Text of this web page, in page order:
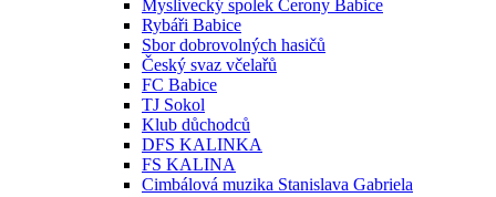
Myslivecký spolek Cerony Babice
Rybáři Babice
Sbor dobrovolných hasičů
Český svaz včelařů
FC Babice
TJ Sokol
Klub důchodců
DFS KALINKA
FS KALINA
Cimbálová muzika Stanislava Gabriela